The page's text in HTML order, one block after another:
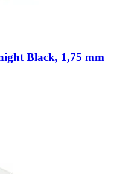
Black, 1,75 mm